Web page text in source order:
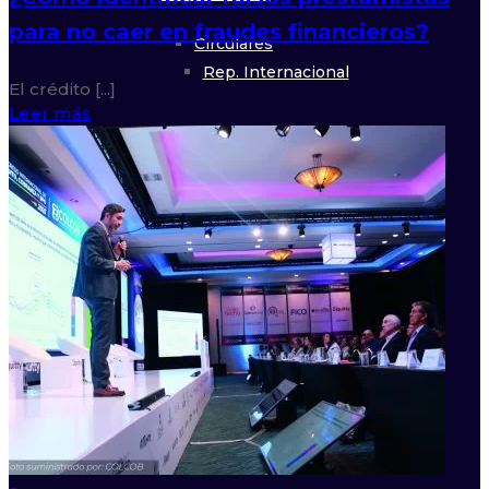
Rep. Internacional
Rep. Gubernamental
Cobertura Asociados
Observatorio de
Convocatorias
Eventos Académicos
Circulares
Artículos
Boletín Jurídico
Data
Estudio Salarial
para no caer en fraudes financieros?
El crédito [...]
Leer más